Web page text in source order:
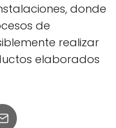
donde
de
realizar
elaborados